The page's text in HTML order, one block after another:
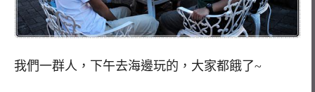
我們一群人，下午去海邊玩的，大家都餓了~